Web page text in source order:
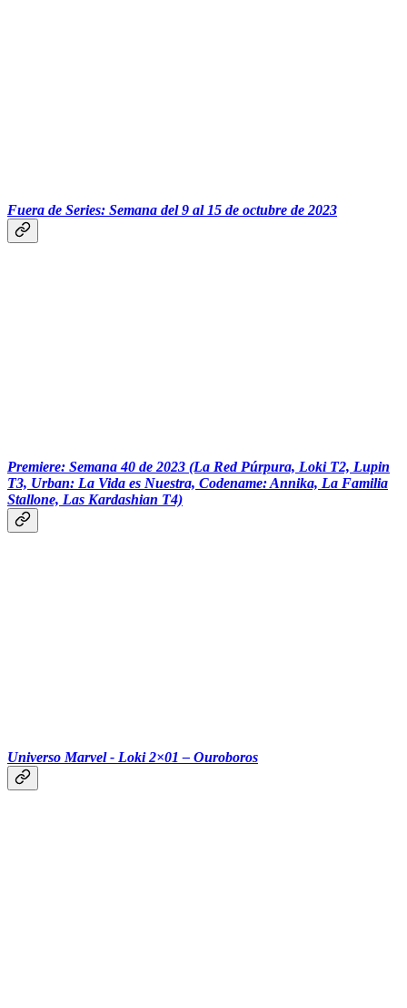
Fuera de Series: Semana del 9 al 15 de octubre de 2023
Premiere: Semana 40 de 2023 (La Red Púrpura, Loki T2, Lupin
T3, Urban: La Vida es Nuestra, Codename: Annika, La Familia
Stallone, Las Kardashian T4)
Universo Marvel - Loki 2×01 – Ouroboros